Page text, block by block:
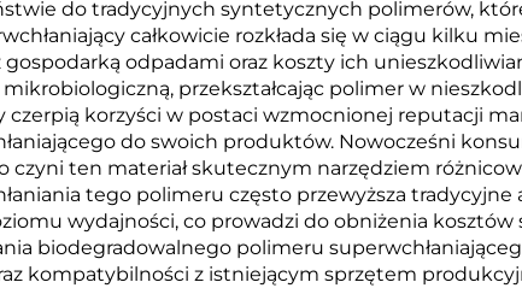
do tradycyjnych syntetycznych polimerów,
całkowicie rozkłada się w ciągu kilku
odpadami oraz koszty ich
przekształcając polimer w
czerpią korzyści w postaci wzmocnionej reputacji
do swoich produktów. Nowocześni
ten materiał skutecznym narzędziem
tego polimeru często przewyższa
wydajności, co prowadzi do obniżenia
biodegradowalnego polimeru
kompatybilności z istniejącym sprzętem